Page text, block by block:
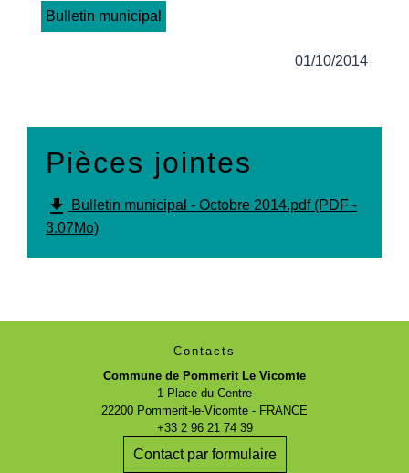
Bulletin municipal
01/10/2014
Pièces jointes
file_download
Bulletin municipal - Octobre 2014.pdf (PDF -
3.07Mo)
Contacts
Commune de Pommerit Le Vicomte
1 Place du Centre
22200 Pommerit-le-Vicomte - FRANCE
+33 2 96 21 74 39
Contact par formulaire